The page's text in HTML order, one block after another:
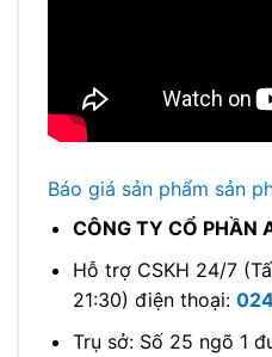
Báo giá sản phẩm sản
CÔNG TY CỔ PHẦN
Hỗ trợ CSKH 24/7
21:30) điện thoại:
Trụ sở: Số 25 ngõ 1